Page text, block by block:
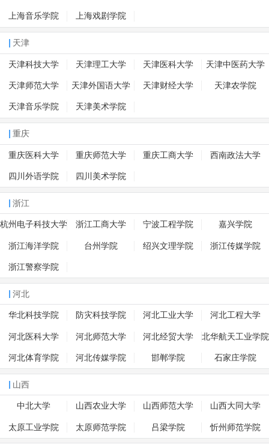
上海音乐学院 上海戏剧学院
天津
天津科技大学 天津理工大学 天津医科大学 天津中医药大学
天津师范大学 天津外国语大学 天津财经大学 天津农学院
天津音乐学院 天津美术学院
重庆
重庆医科大学 重庆师范大学 重庆工商大学 西南政法大学
四川外语学院 四川美术学院
浙江
杭州电子科技大学 浙江工商大学 宁波工程学院 嘉兴学院
浙江海洋学院 台州学院 绍兴文理学院 浙江传媒学院
浙江警察学院
河北
华北科技学院 防灾科技学院 河北工业大学 河北工程大学
河北医科大学 河北师范大学 河北经贸大学 北华航天工业学院
河北体育学院 河北传媒学院 邯郸学院 石家庄学院
山西
中北大学 山西农业大学 山西师范大学 山西大同大学
太原工业学院 太原师范学院 吕梁学院 忻州师范学院